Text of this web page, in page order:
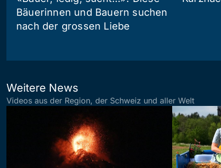
Bäuerinnen und Bauern suchen
nach der grossen Liebe
Weitere News
Videos aus der Region, der Schweiz und aller Welt